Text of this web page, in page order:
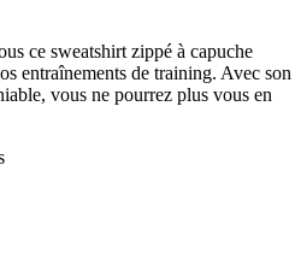
ce sweatshirt zippé à capuche
entraînements de training. Avec son
vous ne pourrez plus vous en